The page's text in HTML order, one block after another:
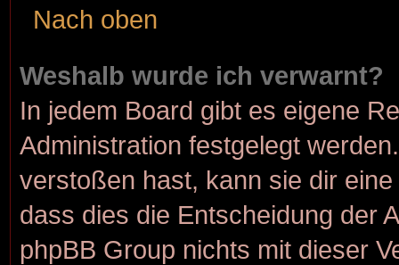
Nach oben
Weshalb wurde ich verwarnt?
In jedem Board gibt es eigene
Administration festgelegt
verstoßen hast, kann sie dir
dass dies die Entscheidung der
phpBB Group nichts mit dieser